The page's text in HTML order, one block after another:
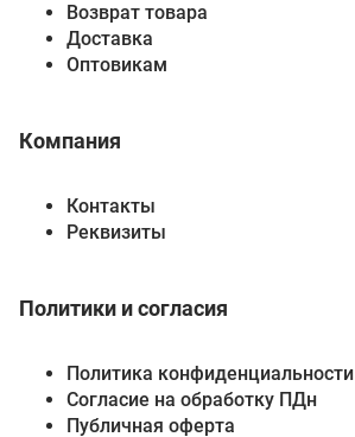
Возврат товара
Доставка
Оптовикам
Компания
Контакты
Реквизиты
Политики и согласия
Политика конфиденциальности
Согласие на обработку ПДн
Публичная оферта